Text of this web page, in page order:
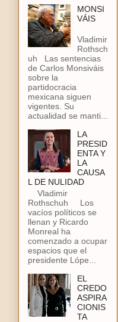
MONSI
VÁIS
Vladimir
Rothsch
uh Las sentencias
de Carlos Monsiváis
sobre la
partidocracia
mexicana siguen
vigentes. Su
actualidad se manti...
LA
PRESID
ENTA Y
LA
CAUSA
L DE NULIDAD
Vladimir
Rothschuh Los
vacíos políticos se
llenan y Ricardo
Monreal ha
comenzado a ocupar
espacios que el
presidente Lópe...
EL
CREDO
ASPIRA
CIONIS
TA